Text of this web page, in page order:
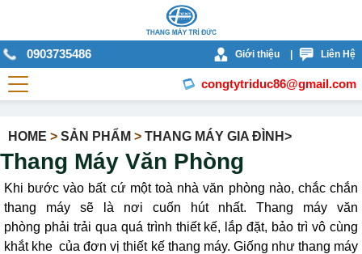
0903735486 Giới thiệu Liên Hệ
congtytriduc86@gmail.com
HOME > SẢN PHẨM > THANG MÁY GIA ĐÌNH>
Thang Máy Văn Phòng
Khi bước vào bất cứ một toà nhà văn phòng nào, chắc chắn
thang máy sẽ là nơi cuốn hút nhất. Thang máy văn
phòng phải trải qua quá trình thiết kế, lắp đặt, bảo trì vô cùng
khắt khe của đơn vị thiết kế thang máy. Giống như thang máy